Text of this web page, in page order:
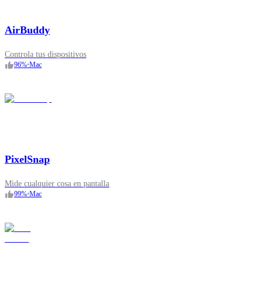
AirBuddy
Controla tus dispositivos
96%•Mac
PixelSnap
Mide cualquier cosa en pantalla
99%•Mac